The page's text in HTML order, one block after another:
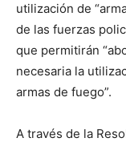
utilización de
de las fuerzas
que permitirán
necesaria la
armas de fuego”.
A través de la